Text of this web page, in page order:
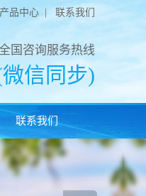
产品中心 联系我们
国咨询服务热线
微信同步)
联系我们